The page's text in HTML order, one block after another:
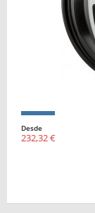
Desde
232,32 €